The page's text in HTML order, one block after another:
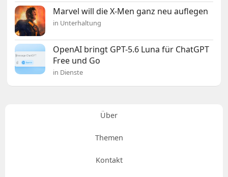
Marvel will die X-Men ganz neu auflegen
in Unterhaltung
OpenAI bringt GPT-5.6 Luna für ChatGPT
Free und Go
in Dienste
Über
Themen
Kontakt